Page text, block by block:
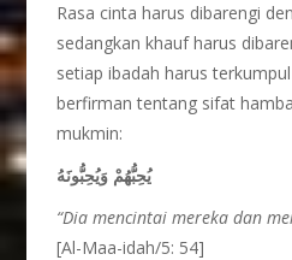
Rasa cinta harus dibarengi
sedangkan khauf harus
setiap ibadah harus
berfirman tentang sifat
mukmin:
يُحِبُّهُمْ وَيُحِبُّونَهُ
“Dia mencintai mereka dan
[Al-Maa-idah/5: 54]